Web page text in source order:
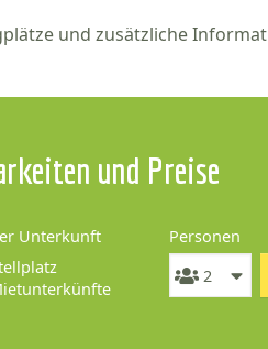
und zusätzliche
und Preise
Unterkunft
Personen